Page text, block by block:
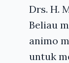
Drs. H.
Beliau
animo
untuk